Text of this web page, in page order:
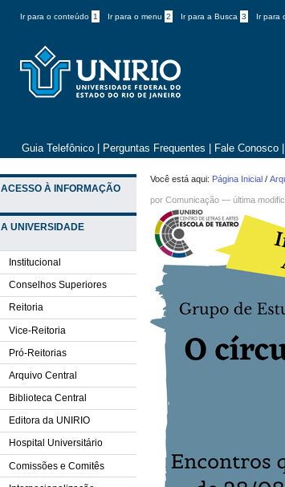
Ir para o conteúdo 1 Ir para o menu 2 Ir para a Busca 3 Ir para
Guia Telefônico Perguntas Frequentes Fale Conosco
ACESSO À INFORMAÇÃO
A UNIVERSIDADE
Institucional
Conselhos Superiores
Reitoria
Vice-Reitoria
Pró-Reitorias
Arquivo Central
Biblioteca Central
Editora da UNIRIO
Hospital Universitário
Comissões e Comitês
Você está aqui: Página Inicial /
porComunicação —última